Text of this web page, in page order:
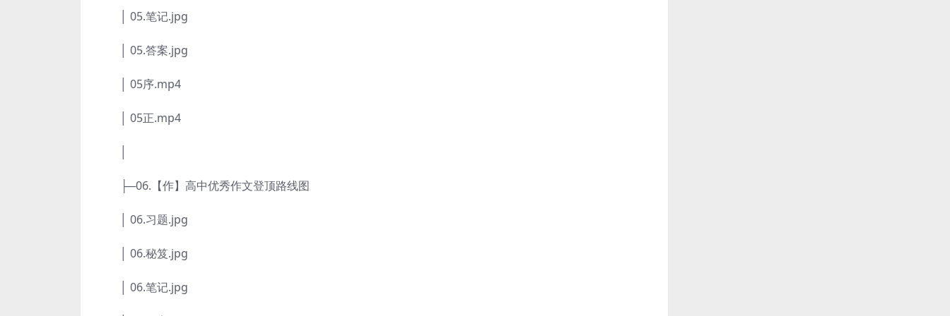
│ 05.笔记.jpg
│ 05.答案.jpg
│ 05序.mp4
│ 05正.mp4
├─06.【作】高中优秀作文登顶路线图
│ 06.习题.jpg
│ 06.秘笈.jpg
│ 06.笔记.jpg